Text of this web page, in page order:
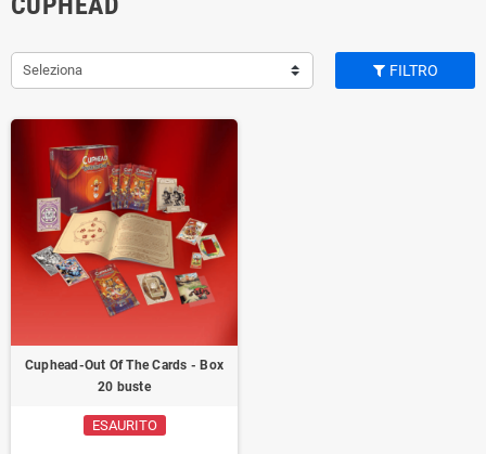
Seleziona FILTRO
Cuphead-Out Of The Cards - Box
20 buste
ESAURITO